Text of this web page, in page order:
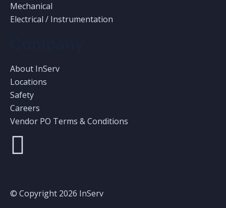
Mechanical
Electrical / Instrumentation
About InServ
Locations
Safety
Careers
Vendor PO Terms & Conditions
© Copyright 2026 InServ